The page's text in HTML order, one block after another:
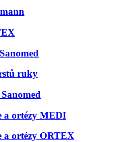
ruky
a ortézy MEDI
a ortézy ORTEX